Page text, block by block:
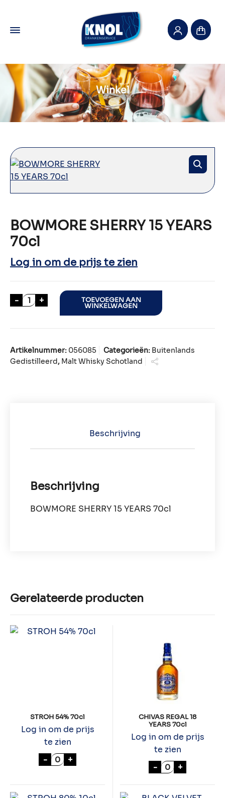
Winkel
BOWMORE SHERRY 15 YEARS
70cl
Log in om de prijs te zien
- BOWMORE SHERRY 15 YEARS 70cl aantal
+ TOEVOEGEN AAN
WINKELWAGEN
Artikelnummer: 056085 Categorieën: Buitenlands
Gedistilleerd, Malt Whisky Schotland
Beschrijving
Beschrijving
BOWMORE SHERRY 15 YEARS 70cl
Gerelateerde producten
STROH 54% 70cl
Log in om de prijs
te zien
- STROH 54% 70cl aantal
+
CHIVAS REGAL 18
YEARS 70cl
Log in om de prijs
te zien
- CHIVAS
+